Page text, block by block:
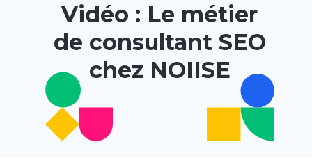
Vidéo : Le métier
de consultant SEO
chez NOIISE